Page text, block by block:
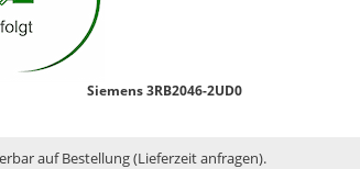
Siemens 3RB2046-2UD0
auf Bestellung (Lieferzeit anfragen).